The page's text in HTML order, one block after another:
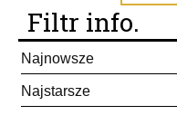
Filtr info.
Najnowsze
Najstarsze